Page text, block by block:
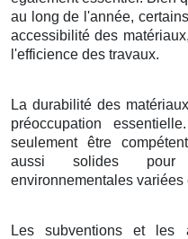
au long de l'année,
accessibilité des
l'efficience des travaux.
La durabilité des
préoccupation
seulement être
aussi solides pour
environnementales variées
Les subventions et les